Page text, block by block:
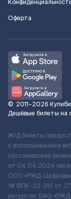
Оферта
© 2011–2026
Дешёвые билеты на
Ж/Д билеты
с использованием
пассажирские
от 04.04.2024
ООО «РЖД-
№ ФПК-22-316 от
ресурсом ОАО